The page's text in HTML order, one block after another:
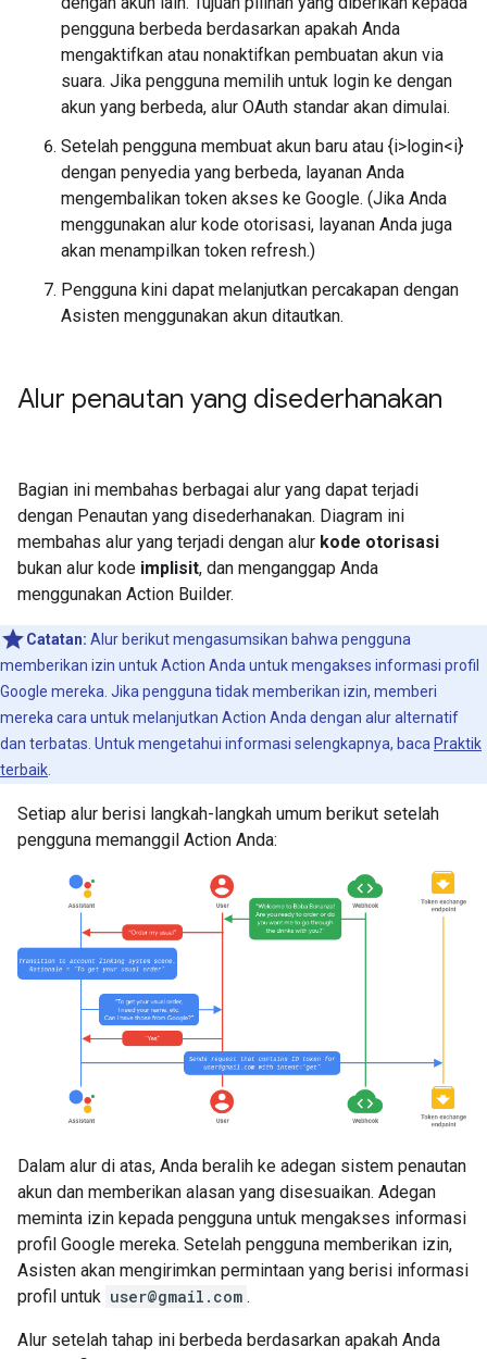
pengguna berbeda berdasarkan apakah Anda
mengaktifkan atau nonaktifkan pembuatan akun via
suara. Jika pengguna memilih untuk login ke dengan
akun yang berbeda, alur OAuth standar akan dimulai.
Setelah pengguna membuat akun baru atau {i>login<i}
dengan penyedia yang berbeda, layanan Anda
mengembalikan token akses ke Google. (Jika Anda
menggunakan alur kode otorisasi, layanan Anda juga
akan menampilkan token refresh.)
Pengguna kini dapat melanjutkan percakapan dengan
Asisten menggunakan akun ditautkan.
Alur penautan yang disederhanakan
Bagian ini membahas berbagai alur yang dapat terjadi
dengan Penautan yang disederhanakan. Diagram ini
membahas alur yang terjadi dengan alur kode otorisasi
bukan alur kode implisit, dan menganggap Anda
menggunakan Action Builder.
Catatan: Alur berikut mengasumsikan bahwa pengguna
memberikan izin untuk Action Anda untuk mengakses informasi profil
Google mereka. Jika pengguna tidak memberikan izin, memberi
mereka cara untuk melanjutkan Action Anda dengan alur alternatif
dan terbatas. Untuk mengetahui informasi selengkapnya, baca Praktik
terbaik
Setiap alur berisi langkah-langkah umum berikut setelah
pengguna memanggil Action Anda:
Dalam alur di atas, Anda beralih ke adegan sistem penautan
akun dan memberikan alasan yang disesuaikan. Adegan
meminta izin kepada pengguna untuk mengakses informasi
profil Google mereka. Setelah pengguna memberikan izin,
Asisten akan mengirimkan permintaan yang berisi informasi
profil untuk user@gmail.com .
Alur setelah tahap ini berbeda berdasarkan apakah Anda